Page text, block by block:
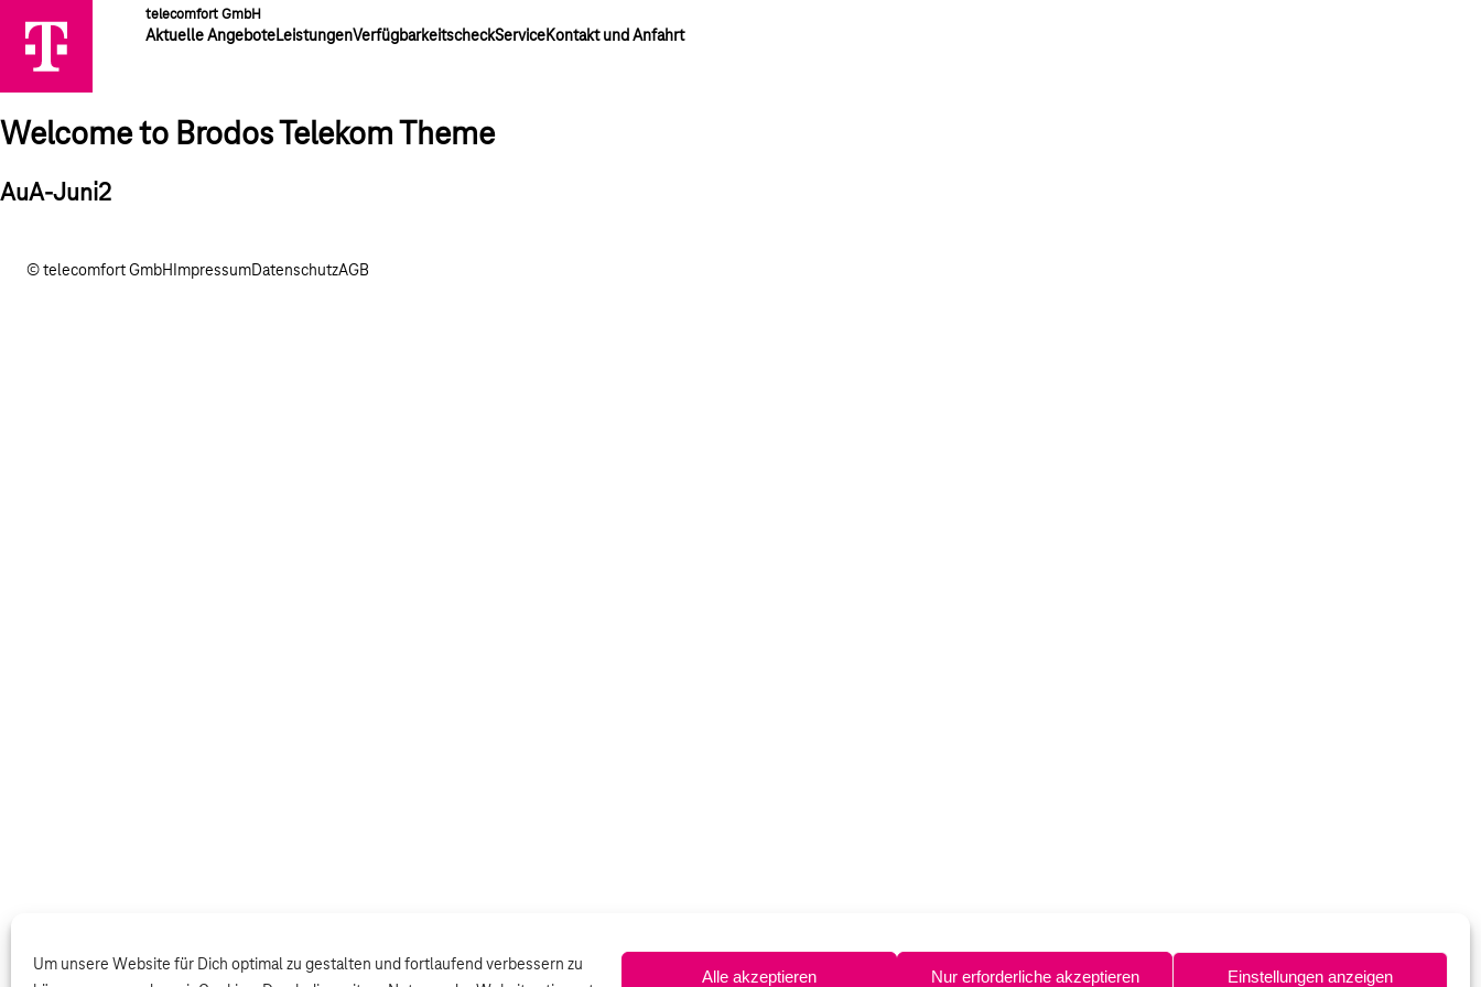
Um unsere Website für Dich optimal zu gestalten und fortlaufend verbessern zu
Alle akzeptieren Nur erforderliche akzeptieren Einstellungen anzeigen
telecomfort GmbH
Aktuelle AngeboteLeistungenVerfügbarkeitscheckServiceKontakt und Anfahrt
Welcome to Brodos Telekom Theme
AuA-Juni2
© telecomfort GmbH ImpressumDatenschutzAGB